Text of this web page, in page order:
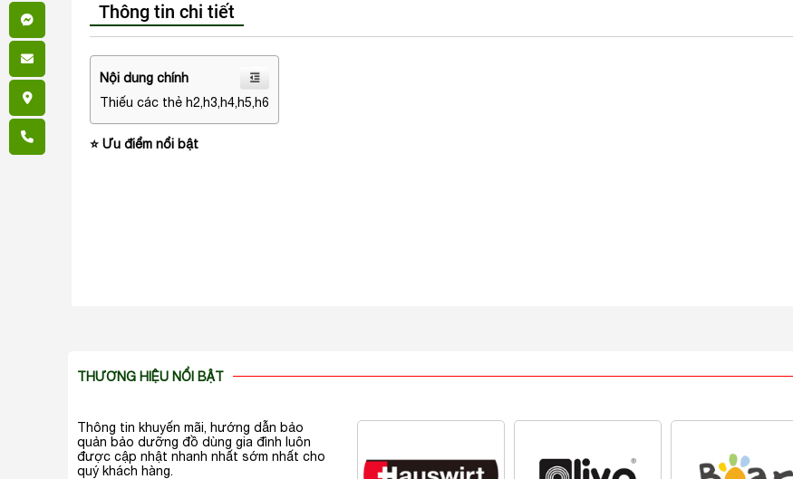
Thông tin chi tiết
Nội dung chính
Thiếu các thẻ h2,h3,h4,h5,h6
⭐ Ưu điểm nổi bật
THƯƠNG HIỆU NỔI BẬT
Thông tin khuyến mãi, hướng dẫn bảo
quản bảo dưỡng đồ dùng gia đình luôn
được cập nhật nhanh nhất sớm nhất cho
quý khách hàng.